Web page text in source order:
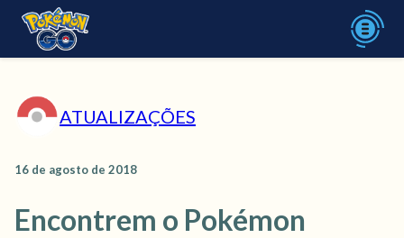
ATUALIZAÇÕES
16 de agosto de 2018
Encontrem o Pokémon